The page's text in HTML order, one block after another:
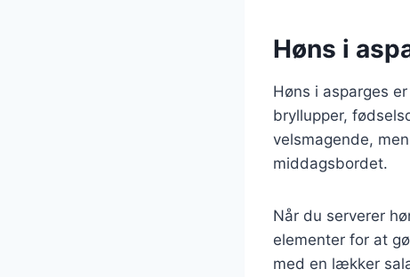
Høns i
Høns i asparges
bryllupper,
velsmagende,
middagsbordet.
Når du serverer
elementer for at
med en lækker